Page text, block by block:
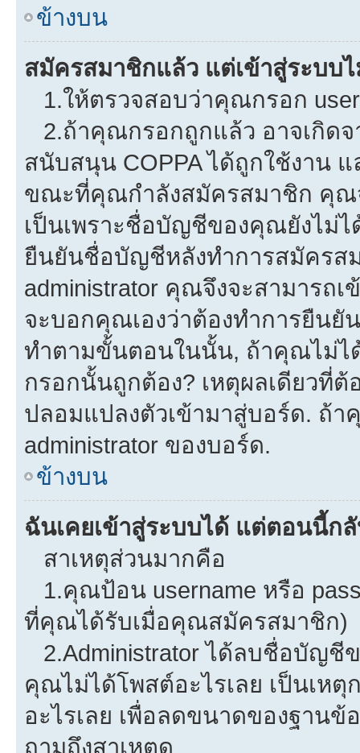
ข้างบน
สมัครสมาชิกแล้ว แต่เข้าสู่ระบบ
1.ให้ตรวจสอบว่าคุณกรอก
2.ถ้าคุณกรอกถูกแล้ว อาจเกิดจ
สนับสนุน COPPA ได้ถูกใช้งาน
ขณะที่คุณกำลังสมัครสมาชิก คุณ
เป็นเพราะชื่อบัญชีของคุณยังไม่
ยืนยันชื่อบัญชีหลังทำการสมัครส
administrator คุณจึงจะสามารถ
จะบอกคุณเองว่าต้องทำการยืน
ทำตามขั้นตอนในนั้น, ถ้าคุณไม่ไ
กรอกนั้นถูกต้อง? เหตุผลเดียวที่
ปลอมแปลงตัวเข้ามาสู่บอร์ด. ถ้
administrator ของบอร์ด.
ข้างบน
ฉันเคยเข้าสู่ระบบได้ แต่ตอนนี้ก
สาเหตุส่วนมากคือ
1.คุณป้อน username หรือ
ที่คุณได้รับเมื่อคุณสมัครสมาชิก)
2.Administrator ได้ลบชื่อบัญชี
คุณไม่ได้โพสต์อะไรเลย เป็นเห
อะไรเลย เพื่อลดขนาดของฐาน
ถามถึงสาเหตุดู.